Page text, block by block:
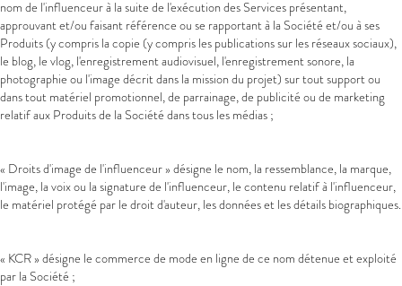
nom de l'influenceur à la suite de l'exécution des Services présentant,
approuvant et/ou faisant référence ou se rapportant à la Société et/ou à ses
Produits (y compris la copie (y compris les publications sur les réseaux sociaux),
le blog, le vlog, l'enregistrement audiovisuel, l'enregistrement sonore, la
photographie ou l'image décrit dans la mission du projet) sur tout support ou
dans tout matériel promotionnel, de parrainage, de publicité ou de marketing
relatif aux Produits de la Société dans tous les médias ;
« Droits d'image de l'influenceur » désigne le nom, la ressemblance, la marque,
l'image, la voix ou la signature de l'influenceur, le contenu relatif à l'influenceur,
le matériel protégé par le droit d'auteur, les données et les détails biographiques.
« KCR » désigne le commerce de mode en ligne de ce nom détenue et exploité
par la Société ;